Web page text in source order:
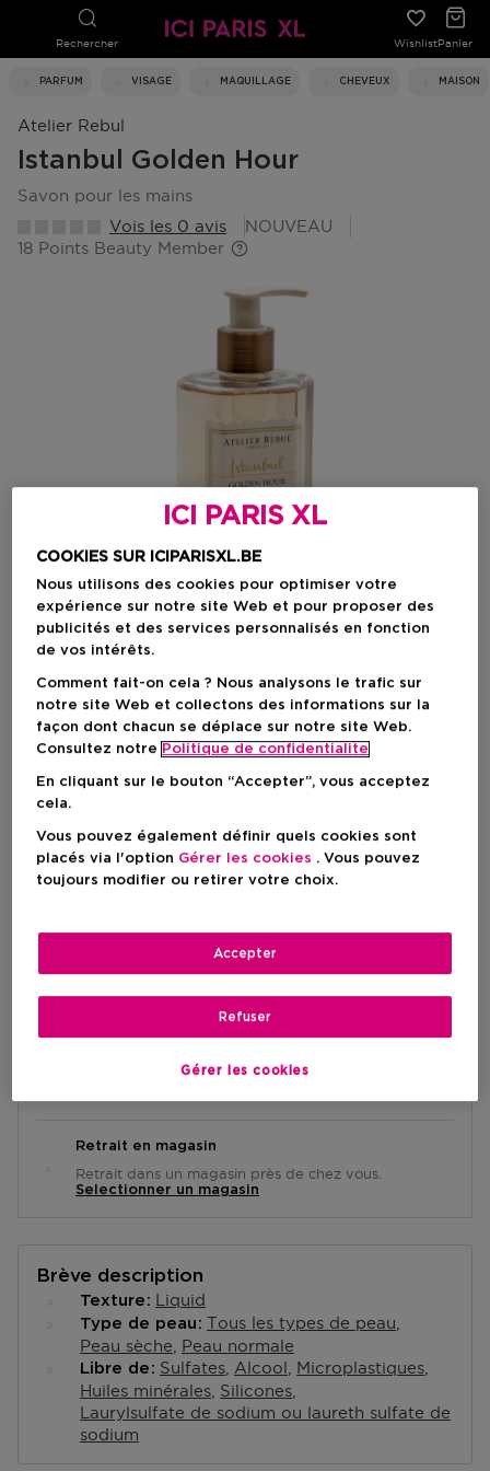
Rechercher WishlistPanier
PARFUM VISAGE MAQUILLAGE CHEVEUX MAISON
Atelier Rebul
Istanbul Golden Hour
savon pour les mains
Vois les 0 avis
NOUVEAU
18 Points Beauty Member
Choisissez votre format
250 ML En stock
250 ML
18,00 €
Livraison à domicile
Retrait en magasin
Retrait dans un magasin près de chez vous.
Selectionner un magasin
Brève description
Texture Liquid
Type de peau Tous les types de peau
Peau sèche Peau normale
Libre de Sulfates Alcool Microplastiques
Huiles minérales Silicones
Laurylsulfate de sodium ou laureth sulfate de
sodium
ICI PARIS XL
COOKIES SUR ICIPARISXL.BE
Nous utilisons des cookies pour optimiser votre
expérience sur notre site Web et pour proposer des
publicités et des services personnalisés en fonction
de vos intérêts.
Comment fait-on cela ? Nous analysons le trafic sur
notre site Web et collectons des informations sur la
façon dont chacun se déplace sur notre site Web.
Consultez notre Politique de confidentialite
En cliquant sur le bouton “Accepter”, vous acceptez
cela.
Vous pouvez également définir quels cookies sont
placés via l'option Gérer les cookies . Vous pouvez
toujours modifier ou retirer votre choix.
Gérer les cookies
Refuser
Accepter